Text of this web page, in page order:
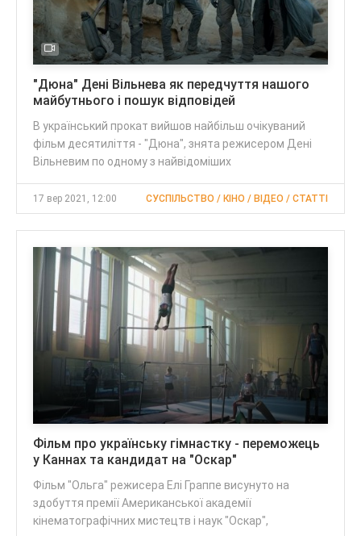
"Дюна" Дені Вільнева як передчуття нашого
майбутнього і пошук відповідей
В український прокат вийшов найбільш очікуваний
фільм десятиліття - "Дюна", знята режисером Дені
Вільневим по одному з найвідоміших
17 вер 2021, 12:00 СУСПІЛЬСТВО / КІНО / ВІДЕО / CТАТТІ
Фільм про українську гімнастку - переможець
у Каннах та кандидат на "Оскар"
Фільм "Ольга" режисера Елі Граппе висунуто на
здобуття премії Американської академії
кінематографічних мистецтв і наук "Оскар",